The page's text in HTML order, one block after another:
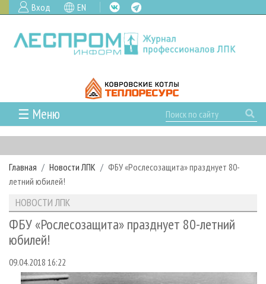
Вход EN
☰ Меню
ГЛАВНАЯ
РУБРИКИ И ТЕМЫ
РУБРИКИ ЖУРНАЛА
ЛЕСОЗАГОТОВКА
ЛЕСОПИЛЕНИЕ
СУШКА ДРЕВЕСИНЫ
НОВОСТИ
НОВОСТИ ЛПК
НОВОСТИ ЖУРНАЛА
ПРОЕКТЫ ЛПИ
АНАЛИТИКА
ПРЕДПРИЯТИЯ ЛПК
ПЕРСОНЫ
АРХИВ
АРХИВ ЖУРНАЛОВ
СТАТЬИ
О ЖУРНАЛЕ
ПОДПИСКА
КОНТАКТЫ
РЕКЛАМОДАТЕЛЯМ
РЕКЛАМА
Главная Новости ЛПК
ФБУ «Рослесозащита» празднует 80-
летний юбилей!
НОВОСТИ ЛПК
ФБУ «Рослесозащита» празднует 80-летний
юбилей!
09.04.2018 16:22